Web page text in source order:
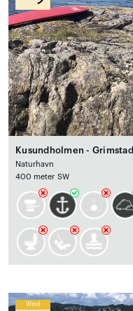
Kusundholmen - Grimstad
Naturhavn
400 meter SW
Wind